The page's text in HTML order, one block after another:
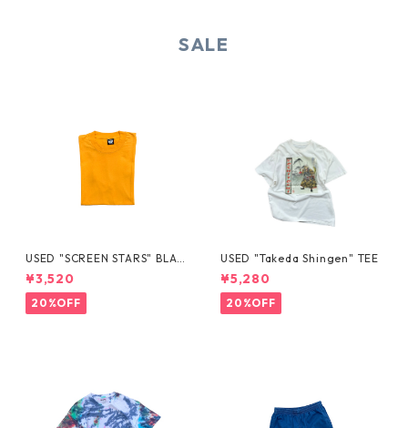
SALE
USED "SCREEN STARS" BLAN
K TEE
¥3,520
20%OFF
USED "Takeda Shingen" TEE
¥5,280
20%OFF